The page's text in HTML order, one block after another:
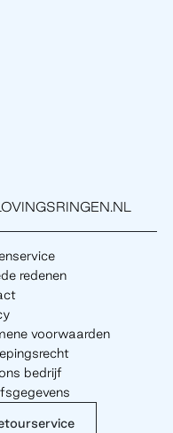
redenen
voorwaarden
bedrijf